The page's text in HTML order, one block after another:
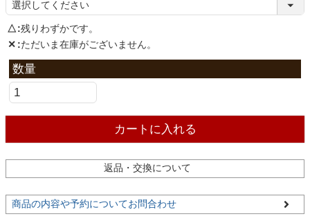
ファブリック
△ 残りわずかです。
✕ ただいま在庫がございません。
カートに入れる
返品・交換について
商品の内容や予約についてお問合わせ